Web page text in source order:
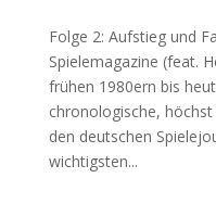
Folge 2: Aufstieg und
Spielemagazine (feat.
frühen 1980ern bis
chronologische,
den deutschen
wichtigsten...